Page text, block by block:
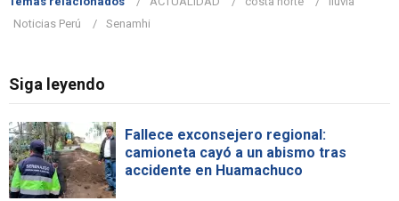
Noticias Perú
Senamhi
Siga leyendo
Fallece exconsejero regional:
camioneta cayó a un abismo tras
accidente en Huamachuco